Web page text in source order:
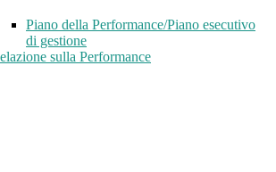
Piano della Performance/Piano esecutivo
di gestione
sulla Performance